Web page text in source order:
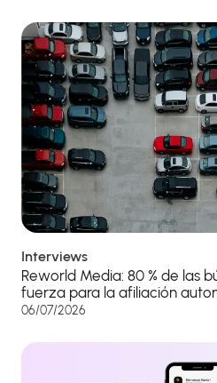
Interviews
Reworld Media: 80 % de las
fuerza para la afiliación
06/07/2026